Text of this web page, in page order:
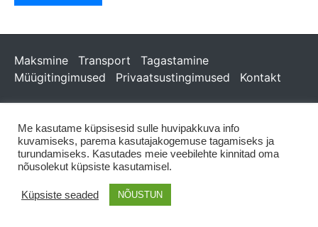
Maksmine Transport
Tagastamine
Müügitingimused
Privaatsustingimused Kontakt
Me kasutame küpsisesid sulle huvipakkuva info
kuvamiseks, parema kasutajakogemuse tagamiseks ja
turundamiseks. Kasutades meie veebilehte kinnitad oma
nõusolekut küpsiste kasutamisel.
Küpsiste seaded NÕUSTUN